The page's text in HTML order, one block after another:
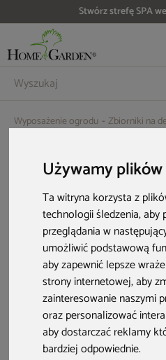
Używamy
Ta witryna korzysta z
technologii śledzenia, aby
przeglądania w
umożliwić podstawową
aby zapewnić lepsze
strony internetowej,aby
zainteresowanie naszymi
oraz personalizować
aby dostarczać reklamy
bardziej odpowiednie.
Stwórz strefę SPA
Wyposażenie ogrodu
Zbiorniki na